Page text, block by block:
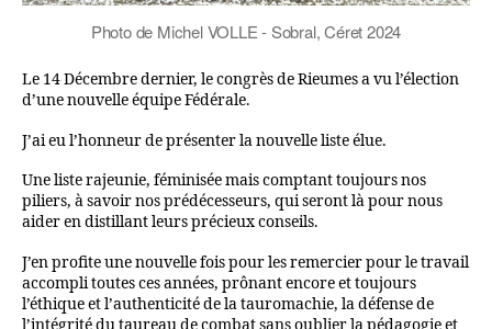
Photo de Michel VOLLE - Sobral, Céret 2024
Le 14 Décembre dernier, le congrès de Rieumes a vu l’élection
d’une nouvelle équipe Fédérale.
J’ai eu l’honneur de présenter la nouvelle liste élue.
Une liste rajeunie, féminisée mais comptant toujours nos
piliers, à savoir nos prédécesseurs, qui seront là pour nous
aider en distillant leurs précieux conseils.
J’en profite une nouvelle fois pour les remercier pour le travail
accompli toutes ces années, prônant encore et toujours
l’éthique et l’authenticité de la tauromachie, la défense de
l’intégrité du taureau de combat sans oublier la pédagogie et